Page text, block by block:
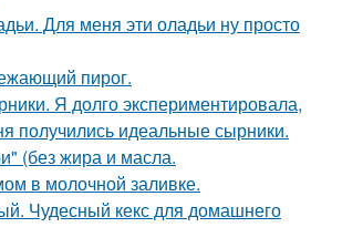
Для меня эти оладьи ну просто
пирог.
Я долго экспериментировала,
получились идеальные сырники.
(без жира и масла.
в молочной заливке.
Чудесный кекс для домашнего